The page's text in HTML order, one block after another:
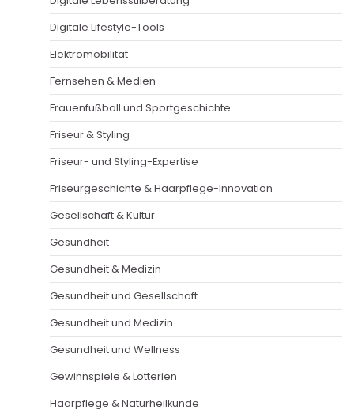
Digitale Lifestyle-Tools
Elektromobilität
Fernsehen & Medien
Frauenfußball und Sportgeschichte
Friseur & Styling
Friseur- und Styling-Expertise
Friseurgeschichte & Haarpflege-Innovation
Gesellschaft & Kultur
Gesundheit
Gesundheit & Medizin
Gesundheit und Gesellschaft
Gesundheit und Medizin
Gesundheit und Wellness
Gewinnspiele & Lotterien
Haarpflege & Naturheilkunde